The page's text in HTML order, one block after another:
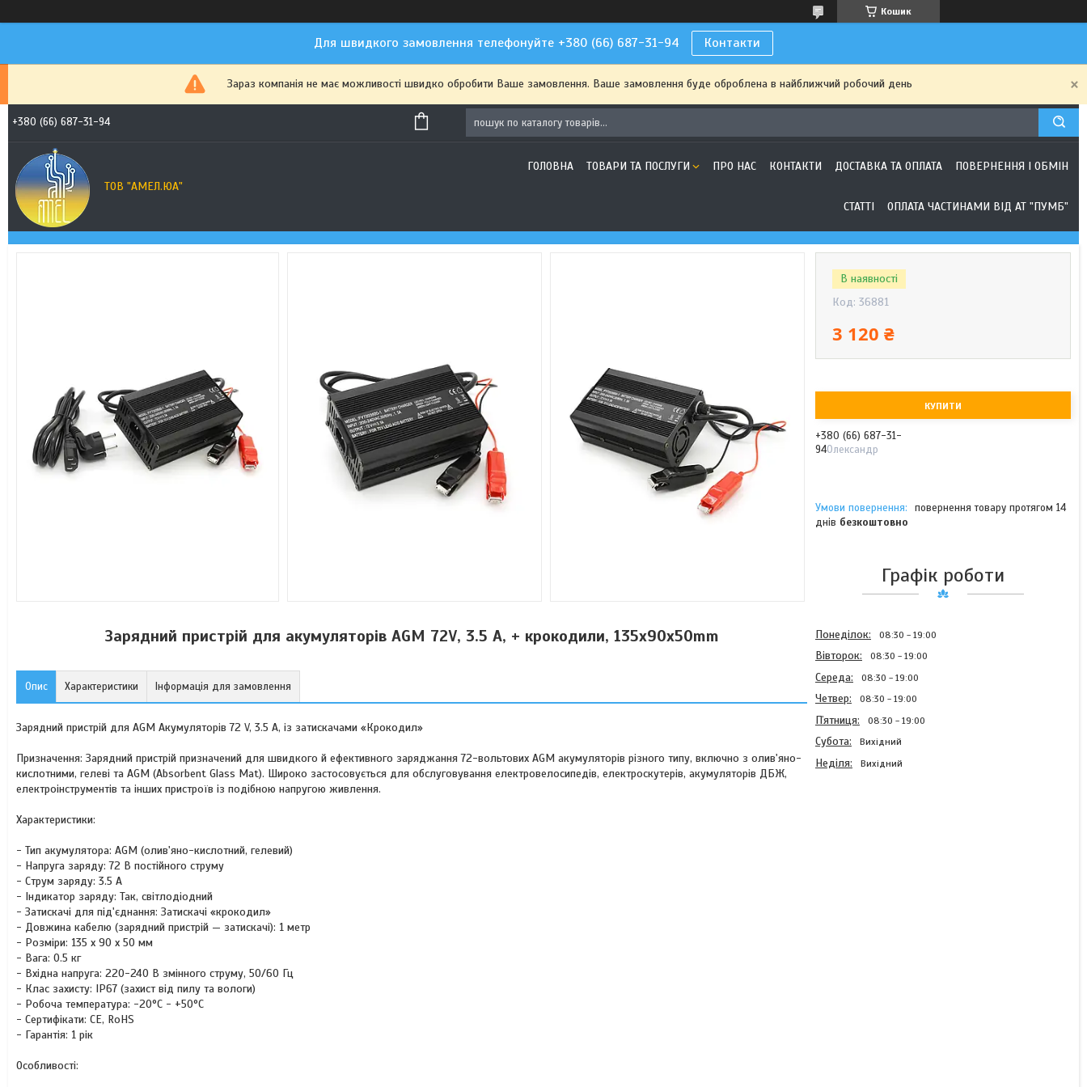
Кошик
Для швидкого замовлення телефонуйте +380 (66) 687-31-94 Контакти
Зараз компанія не має можливості швидко обробити Ваше замовлення. Ваше замовлення буде оброблена в найближчий робочий день
+380 (66) 687-31-94
ТОВ "АМЕЛ.ЮА"
ГОЛОВНА ТОВАРИ ТА ПОСЛУГИ ПРО НАС КОНТАКТИ ДОСТАВКА ТА ОПЛАТА ПОВЕРНЕННЯ І ОБМІН
СТАТТІ ОПЛАТА ЧАСТИНАМИ ВІД АТ "ПУМБ"
Зарядний пристрій для акумуляторів AGM 72V, 3.5 A, + крокодили, 135x90x50mm
Опис Характеристики Інформація для замовлення
Зарядний пристрій для AGM Акумуляторів 72 V, 3.5 A, із затискачами «Крокодил»
Призначення: Зарядний пристрій призначений для швидкого й ефективного заряджання 72-вольтових AGM акумуляторів різного типу, включно з олив'яно-
кислотними, гелеві та AGM (Absorbent Glass Mat). Широко застосовується для обслуговування електровелосипедів, електроскутерів, акумуляторів ДБЖ,
електроінструментів та інших пристроїв із подібною напругою живлення.
Характеристики:
- Тип акумулятора: AGM (олив'яно-кислотний, гелевий)
- Напруга заряду: 72 В постійного струму
- Струм заряду: 3.5 А
- Індикатор заряду: Так, світлодіодний
- Затискачі для під'єднання: Затискачі «крокодил»
- Довжина кабелю (зарядний пристрій — затискачі): 1 метр
- Розміри: 135 x 90 x 50 мм
- Вага: 0.5 кг
- Вхідна напруга: 220-240 В змінного струму, 50/60 Гц
- Клас захисту: IP67 (захист від пилу та вологи)
- Робоча температура: -20°C - +50°C
- Сертифікати: CE, RoHS
- Гарантія: 1 рік
Особливості:
В наявності
Код: 36881
3 120 ₴
КУПИТИ
+380 (66) 687-31-
94Олександр
повернення товару протягом 14
днів безкоштовно
Графік роботи
Понеділок 08:30 19:00
Вівторок 08:30 19:00
Середа 08:30 19:00
Четвер 08:30 19:00
Пʼятниця 08:30 19:00
Субота Вихідний
Неділя Вихідний